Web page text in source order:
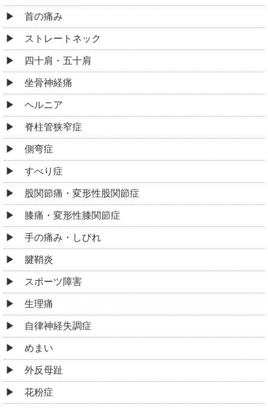
首の痛み
ストレートネック
四十肩・五十肩
坐骨神経痛
ヘルニア
脊柱管狭窄症
側弯症
すべり症
股関節痛・変形性股関節症
膝痛・変形性膝関節症
手の痛み・しびれ
腱鞘炎
スポーツ障害
生理痛
自律神経失調症
めまい
外反母趾
花粉症